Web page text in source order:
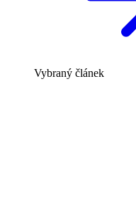
Vybraný článek